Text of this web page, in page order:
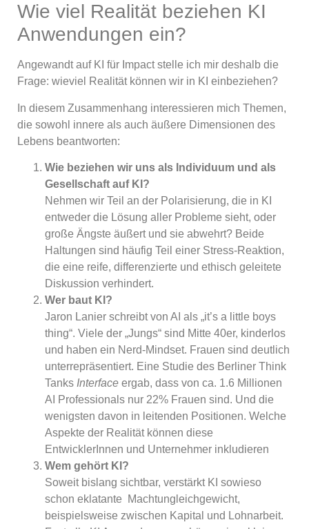
Wie viel Realität beziehen KI
Anwendungen ein?
Angewandt auf KI für Impact stelle ich mir deshalb die
Frage: wieviel Realität können wir in KI einbeziehen?
In diesem Zusammenhang interessieren mich Themen,
die sowohl innere als auch äußere Dimensionen des
Lebens beantworten:
Wie beziehen wir uns als Individuum und als
Gesellschaft auf KI?
Nehmen wir Teil an der Polarisierung, die in KI
entweder die Lösung aller Probleme sieht, oder
große Ängste äußert und sie abwehrt? Beide
Haltungen sind häufig Teil einer Stress-Reaktion,
die eine reife, differenzierte und ethisch geleitete
Diskussion verhindert.
Wer baut KI?
Jaron Lanier schreibt von AI als „it’s a little boys
thing“. Viele der „Jungs“ sind Mitte 40er, kinderlos
und haben ein Nerd-Mindset. Frauen sind deutlich
unterrepräsentiert. Eine Studie des Berliner Think
Tanks Interface ergab, dass von ca. 1.6 Millionen
AI Professionals nur 22% Frauen sind. Und die
wenigsten davon in leitenden Positionen. Welche
Aspekte der Realität können diese
EntwicklerInnen und Unternehmer inkludieren
Wem gehört KI?
Soweit bislang sichtbar, verstärkt KI sowieso
schon eklatante
Machtungleichgewicht,
beispielsweise zwischen Kapital und Lohnarbeit.